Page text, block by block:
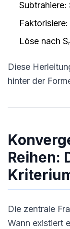
Subtrahiere:
Faktorisiere:
Löse nach
Diese
hinter der
Reihen:
Die zentrale
Wann existiert